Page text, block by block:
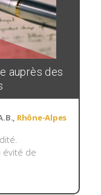
auprès des
Rhône-Alpes
évité de